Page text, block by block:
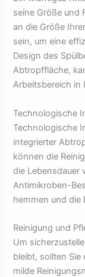
seine Größe und
an die Größe
sein, um eine
Design des
Abtropffläche,
Arbeitsbereich in
Technologische
Technologische
integrierter
können die
die Lebensdauer
Antimikroben-
hemmen und die
Reinigung und
Um
bleibt, sollten Sie
milde